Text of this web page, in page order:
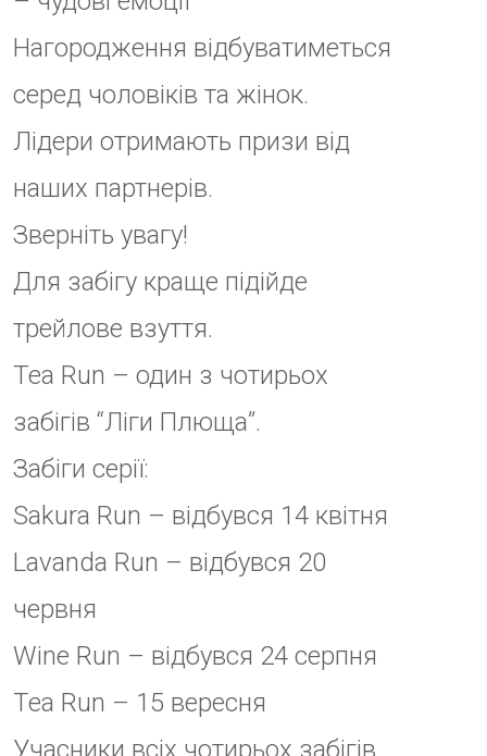
червня
Wine Run – відбувся 24 серпня
Tea Run – 15 вересня
Учасники всіх чотирьох забігів
“Ліги плюща” отримають
Організатори події: Закарпатська
Туристична Організація,
Uzhhorod Running Club
ДАТА
ЧАС